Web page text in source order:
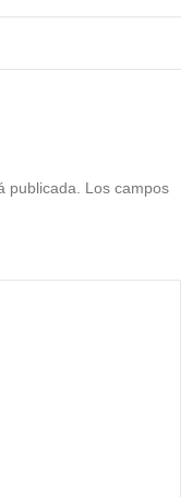
publicada.
Los campos